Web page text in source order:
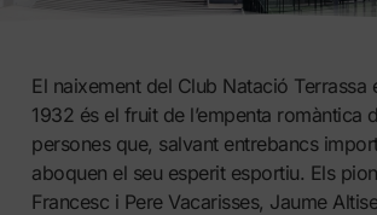
El naixement del Club Natació Terrassa
1932 és el fruit de l’empenta romàntica
persones que, salvant entrebancs
aboquen el seu esperit esportiu. Els
Francesc i Pere Vacarisses, Jaume